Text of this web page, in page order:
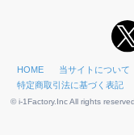
HOME 当サイトについて
特定商取引法に基づく表記
© i-1Factory.Inc All rights